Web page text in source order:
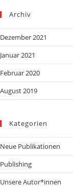
Archiv
Dezember 2021
Januar 2021
Februar 2020
August 2019
Kategorien
Neue Publikationen
Publishing
Unsere Autor*innen